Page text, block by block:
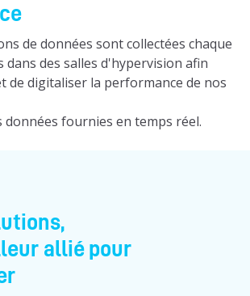
de données sont collectées chaque
dans des salles d'hypervision afin
de digitaliser la performance de nos
données fournies en temps réel.
allié pour